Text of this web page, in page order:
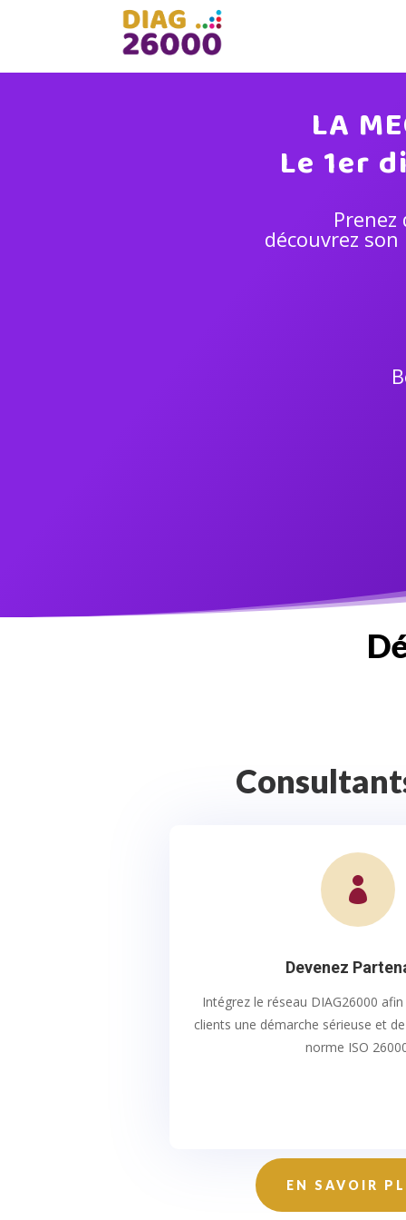
LA
Le 1er
découvrez

Devenez
Intégrez le réseau DIAG26000
clients une démarche sérieuse et
norme ISO
EN SAVOIR